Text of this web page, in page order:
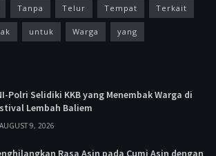
Tanpa Telur Tempat Terkait
untuk Warga yang
Polri Selidiki KKB yang Menembak Warga di
Lembah Baliem
AUGUST 9, 2026
Rasa Asin pada Cumi Asin dengan